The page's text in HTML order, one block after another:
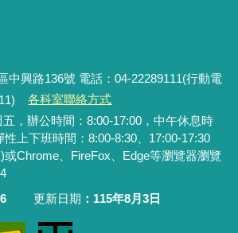
中興路136號 電話：04-22289111(行動電
各科室聯絡方式
，辦公時間：8:00-17:00，中午休息時
性上下班時間：8:00-8:30、17:00-17:30
Chrome、FireFox、Edge等瀏覽器瀏覽
更新日期 115年8月3日